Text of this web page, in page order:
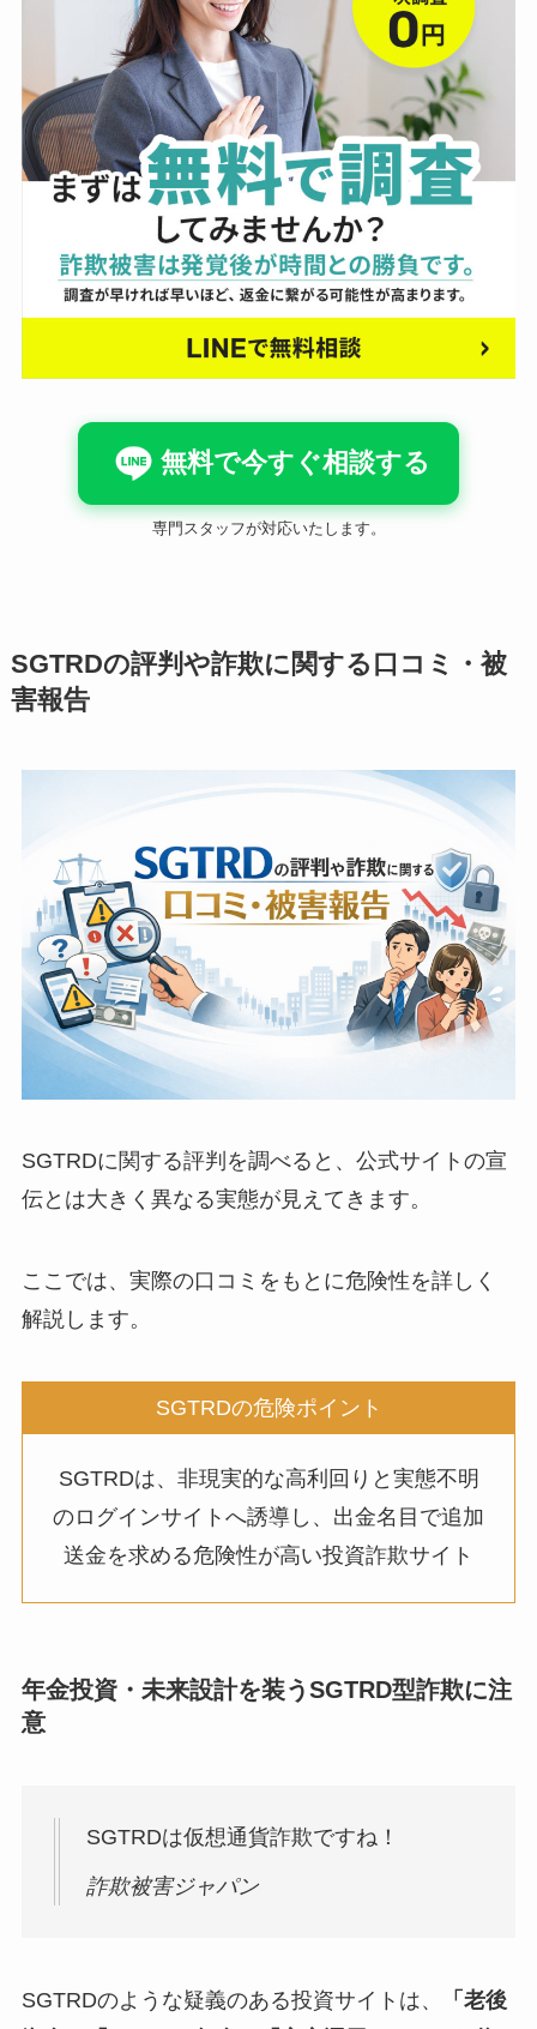
無料で今すぐ相談する
専門スタッフが対応いたします。
SGTRDの評判や詐欺に関する口コミ・被
害報告
SGTRDに関する評判を調べると、公式サイトの宣
伝とは大きく異なる実態が見えてきます。
ここでは、実際の口コミをもとに危険性を詳しく
解説します。
SGTRDの危険ポイント
SGTRDは、非現実的な高利回りと実態不明
のログインサイトへ誘導し、出金名目で追加
送金を求める危険性が高い投資詐欺サイト
年金投資・未来設計を装うSGTRD型詐欺に注
意
SGTRDは仮想通貨詐欺ですね！
詐欺被害ジャパン
SGTRDのような疑義のある投資サイトは、
「老後